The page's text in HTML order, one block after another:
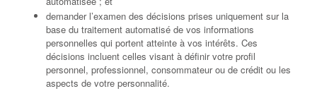
demander l’examen des décisions prises uniquement sur la
base du traitement automatisé de vos informations
personnelles qui portent atteinte à vos intérêts. Ces
décisions incluent celles visant à définir votre profil
personnel, professionnel, consommateur ou de crédit ou les
aspects de votre personnalité.